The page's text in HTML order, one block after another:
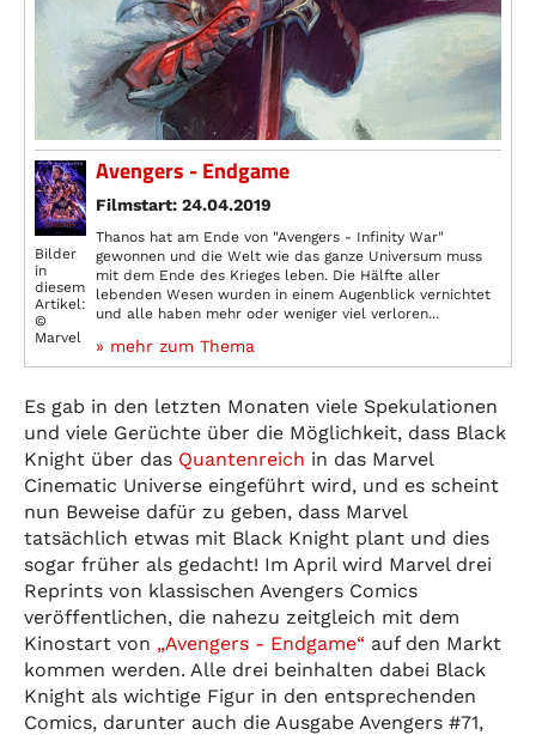
Bilder
in
diesem
Artikel:
©
Marvel
Avengers - Endgame
Filmstart: 24.04.2019
Thanos hat am Ende von "Avengers - Infinity War"
gewonnen und die Welt wie das ganze Universum muss
mit dem Ende des Krieges leben. Die Hälfte aller
lebenden Wesen wurden in einem Augenblick vernichtet
und alle haben mehr oder weniger viel verloren...
» mehr zum Thema
Es gab in den letzten Monaten viele Spekulationen
und viele Gerüchte über die Möglichkeit, dass Black
Knight über das Quantenreich in das Marvel
Cinematic Universe eingeführt wird, und es scheint
nun Beweise dafür zu geben, dass Marvel
tatsächlich etwas mit Black Knight plant und dies
sogar früher als gedacht! Im April wird Marvel drei
Reprints von klassischen Avengers Comics
veröffentlichen, die nahezu zeitgleich mit dem
Kinostart von „Avengers - Endgame“ auf den Markt
kommen werden. Alle drei beinhalten dabei Black
Knight als wichtige Figur in den entsprechenden
Comics, darunter auch die Ausgabe Avengers #71,